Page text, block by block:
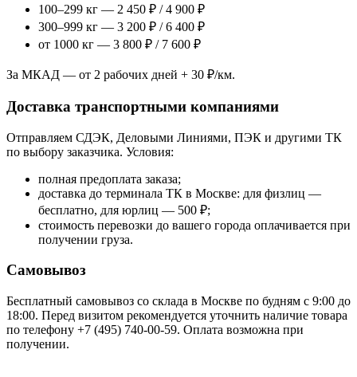
100–299 кг — 2 450 ₽ / 4 900 ₽
300–999 кг — 3 200 ₽ / 6 400 ₽
от 1000 кг — 3 800 ₽ / 7 600 ₽
За МКАД — от 2 рабочих дней + 30 ₽/км.
Доставка транспортными компаниями
Отправляем СДЭК, Деловыми Линиями, ПЭК и другими ТК
по выбору заказчика. Условия:
полная предоплата заказа;
доставка до терминала ТК в Москве: для физлиц —
бесплатно, для юрлиц — 500 ₽;
стоимость перевозки до вашего города оплачивается при
получении груза.
Самовывоз
Бесплатный самовывоз со склада в Москве по будням с 9:00 до
18:00. Перед визитом рекомендуется уточнить наличие товара
по телефону +7 (495) 740-00-59. Оплата возможна при
получении.